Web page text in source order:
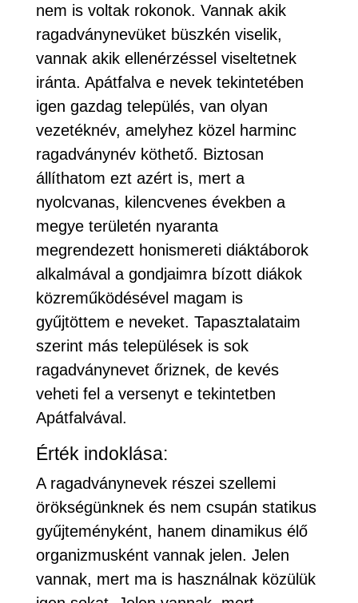
nem is voltak rokonok. Vannak akik
ragadványnevüket büszkén viselik,
vannak akik ellenérzéssel viseltetnek
iránta. Apátfalva e nevek tekintetében
igen gazdag település, van olyan
vezetéknév, amelyhez közel harminc
ragadványnév köthető. Biztosan
állíthatom ezt azért is, mert a
nyolcvanas, kilencvenes években a
megye területén nyaranta
megrendezett honismereti diáktáborok
alkalmával a gondjaimra bízott diákok
közreműködésével magam is
gyűjtöttem e neveket. Tapasztalataim
szerint más települések is sok
ragadványnevet őriznek, de kevés
veheti fel a versenyt e tekintetben
Apátfalvával.
Érték indoklása:
A ragadványnevek részei szellemi
örökségünknek és nem csupán statikus
gyűjteményként, hanem dinamikus élő
organizmusként vannak jelen. Jelen
vannak, mert ma is használnak közülük